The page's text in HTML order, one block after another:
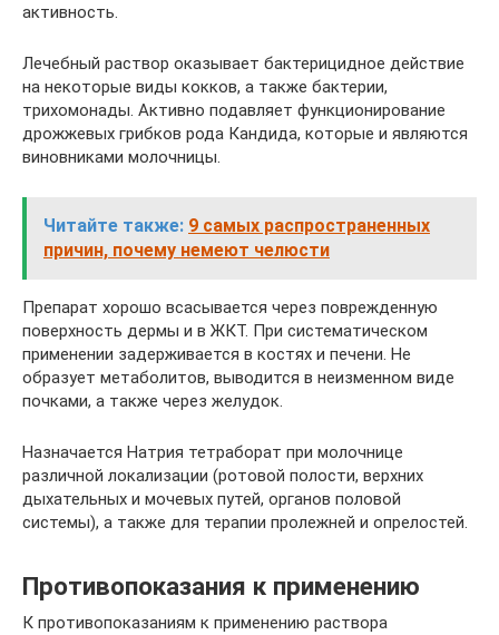
активность.
Лечебный раствор оказывает бактерицидное действие
на некоторые виды кокков, а также бактерии,
трихомонады. Активно подавляет функционирование
дрожжевых грибков рода Кандида, которые и являются
виновниками молочницы.
Читайте также: 9 самых распространенных
причин, почему немеют челюсти
Препарат хорошо всасывается через поврежденную
поверхность дермы и в ЖКТ. При систематическом
применении задерживается в костях и печени. Не
образует метаболитов, выводится в неизменном виде
почками, а также через желудок.
Назначается Натрия тетраборат при молочнице
различной локализации (ротовой полости, верхних
дыхательных и мочевых путей, органов половой
системы), а также для терапии пролежней и опрелостей.
Противопоказания к применению
К противопоказаниям к применению раствора